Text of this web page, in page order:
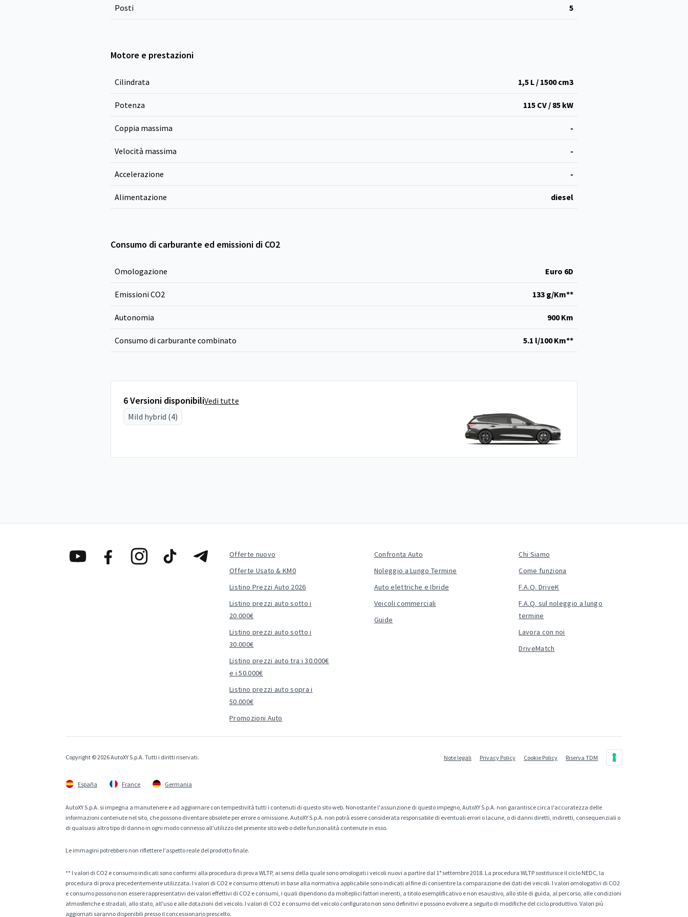
Posti 5
Motore e prestazioni
Cilindrata 1,5 L / 1500 cm3
Potenza 115 CV / 85 kW
Coppia massima -
Velocità massima -
Accelerazione -
Alimentazione diesel
Consumo di carburante ed emissioni di CO2
Omologazione Euro 6D
Emissioni CO2 133 g/Km**
Autonomia 900 Km
Consumo di carburante combinato 5.1 l/100 Km**
6 Versioni disponibiliVedi tutte
Mild hybrid (4)
Offerte nuovo
Offerte Usato & KM0
Listino Prezzi Auto 2026
Listino prezzi auto sotto i
20.000€
Listino prezzi auto sotto i
30.000€
Listino prezzi auto tra i 30.000€
e i 50.000€
Listino prezzi auto sopra i
50.000€
Promozioni Auto
Confronta Auto
Noleggio a Lungo Termine
Auto elettriche e Ibride
Veicoli commerciali
Guide
Chi Siamo
Come funziona
F.A.Q. DriveK
F.A.Q. sul noleggio a lungo
termine
Lavora con noi
DriveMatch
Copyright © 2026 AutoXY S.p.A. Tutti i diritti riservati. Note legali Privacy Policy Cookie Policy Riserva TDM
España France Germania
AutoXY S.p.A. si impegna a manutenere e ad aggiornare con tempestività tutti i contenuti di questo sito web. Nonostante l'assunzione di questo impegno, AutoXY S.p.A. non garantisce circa l'accuratezza delle
informazioni contenute nel sito, che possono diventare obsolete per errore o omissione. AutoXY S.p.A. non potrà essere considerata responsabile di eventuali errori o lacune, o di danni diretti, indiretti, consequenziali o
di qualsiasi altro tipo di danno in ogni modo connesso all'utilizzo del presente sito web o delle funzionalità contenute in esso.
Le immagini potrebbero non riflettere l'aspetto reale del prodotto finale.
** I valori di CO2 e consumo indicati sono conformi alla procedura di prova WLTP, ai sensi della quale sono omologati i veicoli nuovi a partire dal 1° settembre 2018. La procedura WLTP sostituisce il ciclo NEDC, la
procedura di prova precedentemente utilizzata. I valori di CO2 e consumo ottenuti in base alla normativa applicabile sono indicati al fine di consentire la comparazione dei dati dei veicoli. I valori omologativi di CO2
e consumo possono non essere rappresentativi dei valori effettivi di CO2 e consumi, i quali dipendono da molteplici fattori inerenti, a titolo esemplificativo e non esaustivo, allo stile di guida, al percorso, alle condizioni
atmosferiche e stradali, allo stato, all'uso e alle dotazioni del veicolo. I valori di CO2 e consumo del veicolo configurato non sono definitivi e possono evolvere a seguito di modifiche del ciclo produttivo. Valori più
aggiornati saranno disponibili presso il concessionario prescelto.